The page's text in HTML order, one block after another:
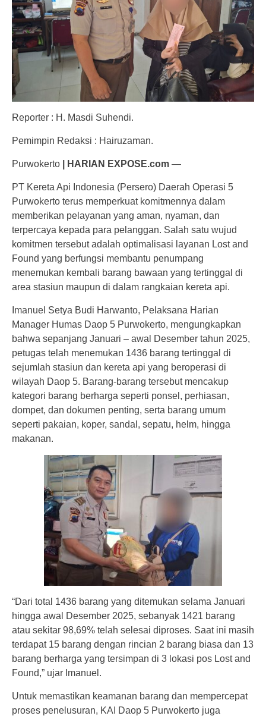
Reporter : H. Masdi Suhendi.
Pemimpin Redaksi : Hairuzaman.
Purwokerto | HARIAN EXPOSE.com —
PT Kereta Api Indonesia (Persero) Daerah Operasi 5
Purwokerto terus memperkuat komitmennya dalam
memberikan pelayanan yang aman, nyaman, dan
terpercaya kepada para pelanggan. Salah satu wujud
komitmen tersebut adalah optimalisasi layanan Lost and
Found yang berfungsi membantu penumpang
menemukan kembali barang bawaan yang tertinggal di
area stasiun maupun di dalam rangkaian kereta api.
Imanuel Setya Budi Harwanto, Pelaksana Harian
Manager Humas Daop 5 Purwokerto, mengungkapkan
bahwa sepanjang Januari – awal Desember tahun 2025,
petugas telah menemukan 1436 barang tertinggal di
sejumlah stasiun dan kereta api yang beroperasi di
wilayah Daop 5. Barang-barang tersebut mencakup
kategori barang berharga seperti ponsel, perhiasan,
dompet, dan dokumen penting, serta barang umum
seperti pakaian, koper, sandal, sepatu, helm, hingga
makanan.
“Dari total 1436 barang yang ditemukan selama Januari
hingga awal Desember 2025, sebanyak 1421 barang
atau sekitar 98,69% telah selesai diproses. Saat ini masih
terdapat 15 barang dengan rincian 2 barang biasa dan 13
barang berharga yang tersimpan di 3 lokasi pos Lost and
Found,” ujar Imanuel.
Untuk memastikan keamanan barang dan mempercepat
proses penelusuran, KAI Daop 5 Purwokerto juga